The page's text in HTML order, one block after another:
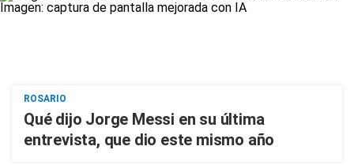
ROSARIO
Qué dijo Jorge Messi en su última
entrevista, que dio este mismo año